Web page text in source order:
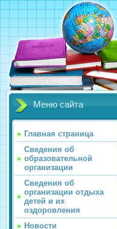
Меню сайта
Главная страница
Сведения об
образовательной
организации
Сведения об
организации отдыха
детей и их
оздоровления
Новости